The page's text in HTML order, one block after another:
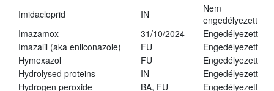
Imidacloprid
IN
Nem
engedélyezett
Imazamox
31/10/2024
Engedélyezett
Imazalil (aka enilconazole)
FU
Engedélyezett
Hymexazol
FU
Engedélyezett
Hydrolysed proteins
IN
Engedélyezett
Hydrogen peroxide
BA, FU
Engedélyezett